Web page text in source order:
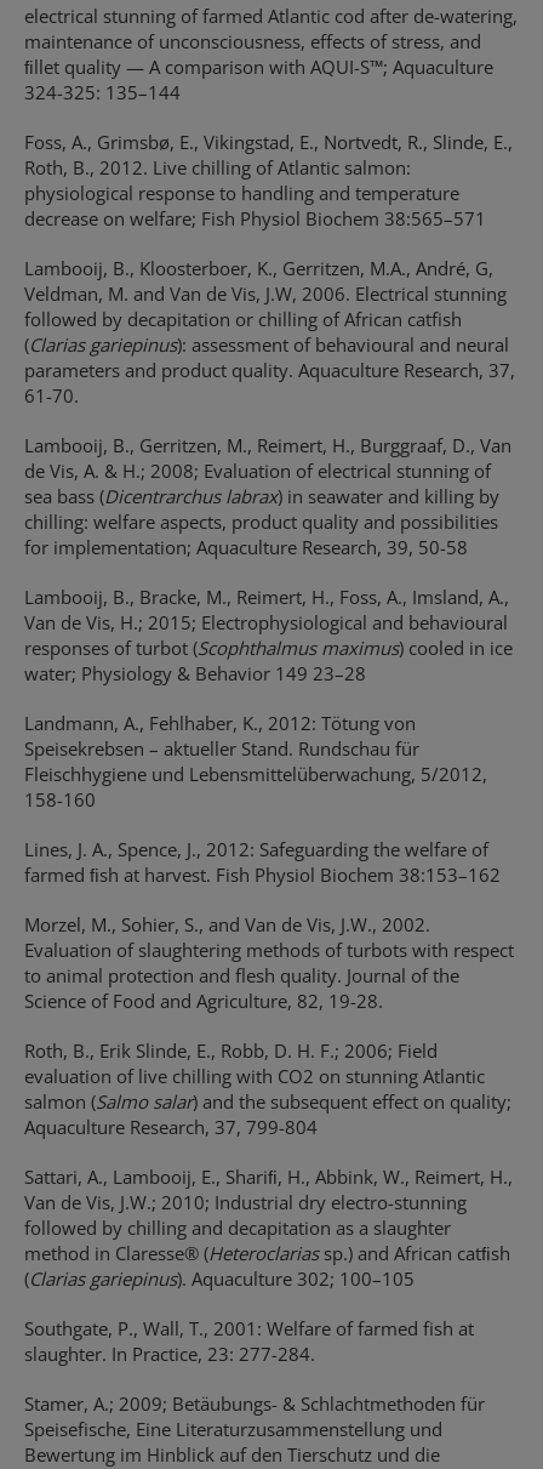
electrical stunning of farmed Atlantic cod after de-watering,
maintenance of unconsciousness, effects of stress, and
ﬁllet quality — A comparison with AQUI-S™; Aquaculture
324-325: 135–144
Foss, A., Grimsbø, E., Vikingstad, E., Nortvedt, R., Slinde, E.,
Roth, B., 2012. Live chilling of Atlantic salmon:
physiological response to handling and temperature
decrease on welfare; Fish Physiol Biochem 38:565–571
Lambooij, B., Kloosterboer, K., Gerritzen, M.A., André, G,
Veldman, M. and Van de Vis, J.W, 2006. Electrical stunning
followed by decapitation or chilling of African catfish
(Clarias gariepinus): assessment of behavioural and neural
parameters and product quality. Aquaculture Research, 37,
61-70.
Lambooij, B., Gerritzen, M., Reimert, H., Burggraaf, D., Van
de Vis, A. & H.; 2008; Evaluation of electrical stunning of
sea bass (Dicentrarchus labrax) in seawater and killing by
chilling: welfare aspects, product quality and possibilities
for implementation; Aquaculture Research, 39, 50-58
Lambooij, B., Bracke, M., Reimert, H., Foss, A., Imsland, A.,
Van de Vis, H.; 2015; Electrophysiological and behavioural
responses of turbot (Scophthalmus maximus) cooled in ice
water; Physiology & Behavior 149 23–28
Landmann, A., Fehlhaber, K., 2012: Tötung von
Speisekrebsen – aktueller Stand. Rundschau für
Fleischhygiene und Lebensmittelüberwachung, 5/2012,
158-160
Lines, J. A., Spence, J., 2012: Safeguarding the welfare of
farmed ﬁsh at harvest. Fish Physiol Biochem 38:153–162
Morzel, M., Sohier, S., and Van de Vis, J.W., 2002.
Evaluation of slaughtering methods of turbots with respect
to animal protection and flesh quality. Journal of the
Science of Food and Agriculture, 82, 19-28.
Roth, B., Erik Slinde, E., Robb, D. H. F.; 2006; Field
evaluation of live chilling with CO2 on stunning Atlantic
salmon (Salmo salar) and the subsequent effect on quality;
Aquaculture Research, 37, 799-804
Sattari, A., Lambooij, E., Shariﬁ, H., Abbink, W., Reimert, H.,
Van de Vis, J.W.; 2010; Industrial dry electro-stunning
followed by chilling and decapitation as a slaughter
method in Claresse® (Heteroclariassp.) and African catﬁsh
(Clarias gariepinus). Aquaculture 302; 100–105
Southgate, P., Wall, T., 2001: Welfare of farmed fish at
slaughter. In Practice, 23: 277-284.
Stamer, A.; 2009; Betäubungs- & Schlachtmethoden für
Speisefische, Eine Literaturzusammenstellung und
Bewertung im Hinblick auf den Tierschutz und die